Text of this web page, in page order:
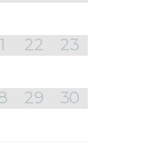
22 23
29 30